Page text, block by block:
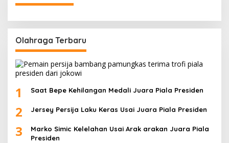
Olahraga Terbaru
1 Saat Bepe Kehilangan Medali Juara Piala Presiden
2 Jersey Persija Laku Keras Usai Juara Piala Presiden
3
Marko Simic Kelelahan Usai Arak arakan Juara Piala
Presiden